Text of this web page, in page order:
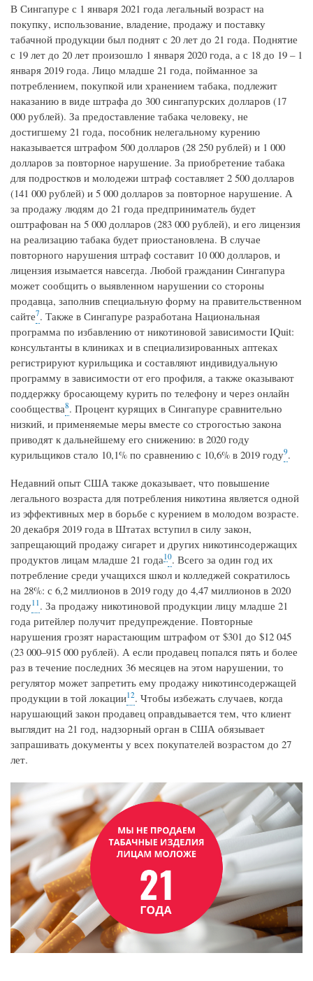
В Сингапуре с 1 января 2021 года легальный возраст на
покупку, использование, владение, продажу и поставку
табачной продукции был поднят с 20 лет до 21 года. Поднятие
с 19 лет до 20 лет произошло 1 января 2020 года, а с 18 до 19 – 1
января 2019 года. Лицо младше 21 года, пойманное за
потреблением, покупкой или хранением табака, подлежит
наказанию в виде штрафа до 300 сингапурских долларов (17
000 рублей). За предоставление табака человеку, не
достигшему 21 года, пособник нелегальному курению
наказывается штрафом 500 долларов (28 250 рублей) и 1 000
долларов за повторное нарушение. За приобретение табака
для подростков и молодежи штраф составляет 2 500 долларов
(141 000 рублей) и 5 000 долларов за повторное нарушение. А
за продажу людям до 21 года предприниматель будет
оштрафован на 5 000 долларов (283 000 рублей), и его лицензия
на реализацию табака будет приостановлена. В случае
повторного нарушения штраф составит 10 000 долларов, и
лицензия изымается навсегда. Любой гражданин Сингапура
может сообщить о выявленном нарушении со стороны
продавца, заполнив специальную форму на правительственном
сайте7. Также в Сингапуре разработана Национальная
программа по избавлению от никотиновой зависимости IQuit:
консультанты в клиниках и в специализированных аптеках
регистрируют курильщика и составляют индивидуальную
программу в зависимости от его профиля, а также оказывают
поддержку бросающему курить по телефону и через онлайн
сообщества8. Процент курящих в Сингапуре сравнительно
низкий, и применяемые меры вместе со строгостью закона
приводят к дальнейшему его снижению: в 2020 году
курильщиков стало 10,1% по сравнению с 10,6% в 2019 году9.
Недавний опыт США также доказывает, что повышение
легального возраста для потребления никотина является одной
из эффективных мер в борьбе с курением в молодом возрасте.
20 декабря 2019 года в Штатах вступил в силу закон,
запрещающий продажу сигарет и других никотинсодержащих
продуктов лицам младше 21 года10. Всего за один год их
потребление среди учащихся школ и колледжей сократилось
на 28%: с 6,2 миллионов в 2019 году до 4,47 миллионов в 2020
году11 . За продажу никотиновой продукции лицу младше 21
года ритейлер получит предупреждение. Повторные
нарушения грозят нарастающим штрафом от $301 до $12 045
(23 000–915 000 рублей). А если продавец попался пять и более
раз в течение последних 36 месяцев на этом нарушении, то
регулятор может запретить ему продажу никотинсодержащей
продукции в той локации12. Чтобы избежать случаев, когда
нарушающий закон продавец оправдывается тем, что клиент
выглядит на 21 год, надзорный орган в США обязывает
запрашивать документы у всех покупателей возрастом до 27
лет.